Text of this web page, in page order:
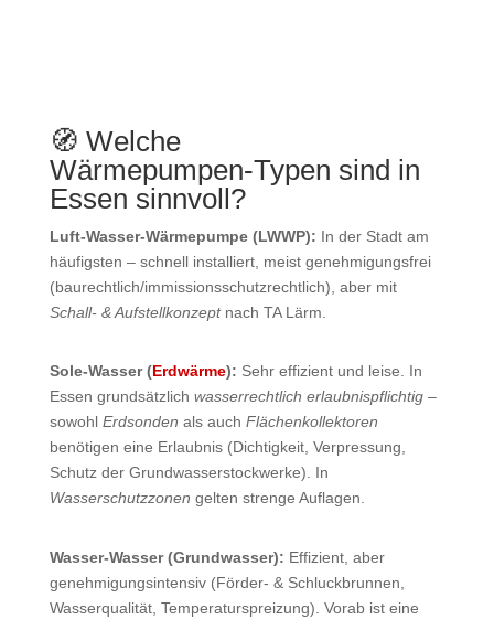
🧭 Welche
Wärmepumpen‑Typen sind in
Essen sinnvoll?
Luft‑Wasser‑Wärmepumpe (LWWP): In der Stadt am
häufigsten – schnell installiert, meist genehmigungsfrei
(baurechtlich/immissionsschutzrechtlich), aber mit
Schall‑ & Aufstellkonzeptnach TA Lärm.
Sole‑Wasser (Erdwärme): Sehr effizient und leise. In
Essen grundsätzlich wasserrechtlich erlaubnispflichtig–
sowohl Erdsonden als auch Flächenkollektoren
benötigen eine Erlaubnis (Dichtigkeit, Verpressung,
Schutz der Grundwasserstockwerke). In
Wasserschutzzonen gelten strenge Auflagen.
Wasser‑Wasser (Grundwasser): Effizient, aber
genehmigungsintensiv (Förder‑ & Schluckbrunnen,
Wasserqualität, Temperaturspreizung). Vorab ist eine